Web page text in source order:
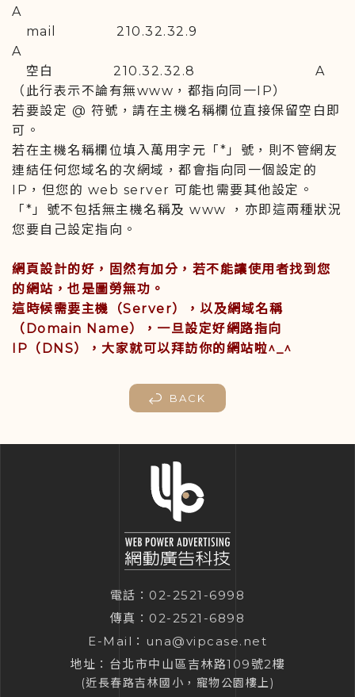
A
mail 210.32.32.9
A
空白 210.32.32.8 A
（此行表示不論有無www，都指向同一IP）
若要設定 @ 符號，請在主機名稱欄位直接保留空白即
可。
若在主機名稱欄位填入萬用字元「*」號，則不管網友
連結任何您域名的次網域，都會指向同一個設定的
IP，但您的 web server 可能也需要其他設定。
「*」號不包括無主機名稱及 www ，亦即這兩種狀況
您要自己設定指向。
網頁設計的好，固然有加分，若不能讓使用者找到您
的網站，也是圖勞無功。
這時候需要主機（Server），以及網域名稱
（Domain Name），一旦設定好網路指向
IP（DNS），大家就可以拜訪你的網站啦^_^
BACK
電話： 02-2521-6998
傳真：02-2521-6898
E-Mail： una@vipcase.net
地址： 台北市中山區吉林路109號2樓
(近長春路吉林國小，寵物公園樓上)